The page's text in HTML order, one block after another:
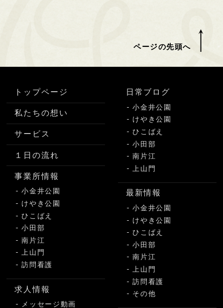
ページの先頭へ
トップページ
私たちの想い
サービス
１日の流れ
事業所情報
小金井公園
けやき公園
ひこばえ
小田部
南片江
上山門
訪問看護
求人情報
メッセージ動画
日常ブログ
小金井公園
けやき公園
ひこばえ
小田部
南片江
上山門
最新情報
小金井公園
けやき公園
ひこばえ
小田部
南片江
上山門
訪問看護
その他